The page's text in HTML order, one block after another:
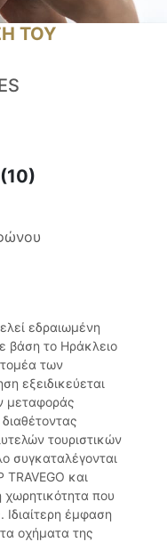
ΤΟΥ
(10)
εδραιωμένη
βάση το Ηράκλειο
τομέα των
εξειδικεύεται
μεταφοράς
τουριστικών
συγκαταλέγονται
και
χωρητικότητα που
έμφαση
οχήματα της